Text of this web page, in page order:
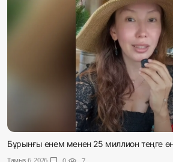
Бұрынғы енем менен 25 миллион теңге
Тамыз 6, 2026